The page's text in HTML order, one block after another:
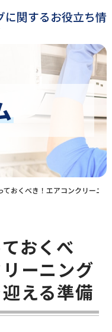
に関するお役立ち情
ておくべき！エアコンクリーニ
おくべ
ーニング
える準備